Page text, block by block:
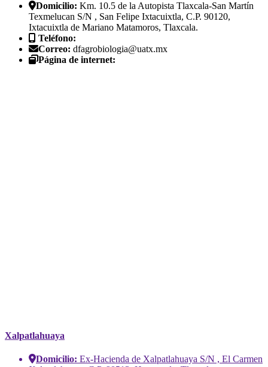
Domicilio: Km. 10.5 de la Autopista Tlaxcala-San Martín
Texmelucan S/N , San Felipe Ixtacuixtla, C.P. 90120,
Ixtacuixtla de Mariano Matamoros, Tlaxcala.
Teléfono:
Correo: dfagrobiologia@uatx.mx
Página de internet:
Xalpatlahuaya
Domicilio: Ex-Hacienda de Xalpatlahuaya S/N , El Carmen